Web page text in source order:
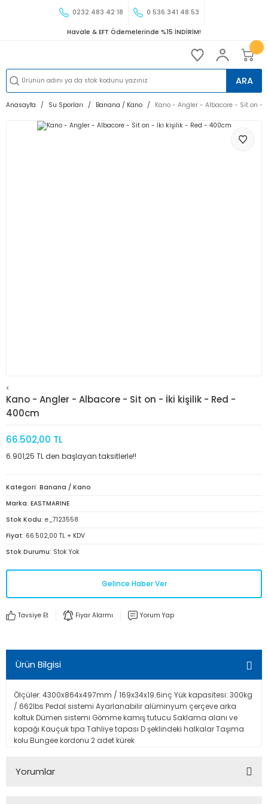
0232 483 42 18 0 536 341 48 53
Havale & EFT Ödemelerinde %15 İNDİRİM!
ARA
Anasayfa Su Sporları Banana / Kano Kano - Angler - Albacore - Sit on -
<
Kano - Angler - Albacore - Sit on - İki kişilik - Red -
400cm
66.502,00 TL
6.901,25 TL den başlayan taksitlerle!!
Kategori Banana / Kano
Marka EASTMARINE
Stok Kodu e_7123558
Fiyat 66.502,00 TL + KDV
Stok Durumu Stok Yok
Gelince Haber Ver
Tavsiye Et Fiyar Alarmı Yorum Yap
Ürün Bilgisi
Ölçüler: 4300x864x497mm / 169x34x19.6inç Yük kapasitesi: 300kg
/ 662lbs Pedal sistemi Ayarlanabilir alüminyum çerçeve arka
koltuk Dümen sistemi Gömme kamış tutucu Saklama alanı ve
kapağı Kauçuk tıpa Tahliye tapası D şeklindeki halkalar Taşıma
kolu Bungee kordonu 2 adet kürek
Yorumlar